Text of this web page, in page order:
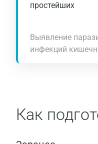
простейших
Выявление
инфекций
Как